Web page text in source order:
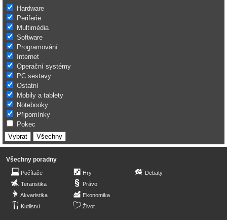
Hardware
Periferie
Multimédia
Software
Programování
Internet
Operační systémy
PC sestavy
Ostatní
Mobily a tablety
Notebooky
Připomínky
Pokec
Všechny poradny
Počítače
Teraristika
Akvaristika
Kutilství
Hry
Právo
Ekonomika
Život
Debaty